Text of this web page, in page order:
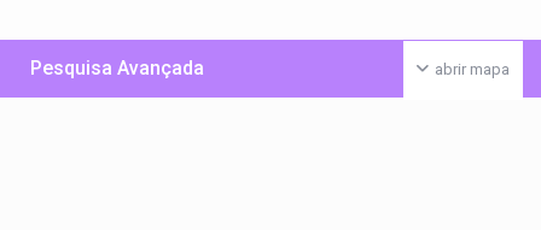
abrir mapa
Pesquisa Avançada